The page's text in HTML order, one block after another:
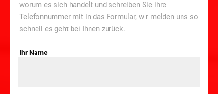
worum es sich handelt und schreiben Sie ihre
Telefonnummer mit in das Formular, wir melden uns so
schnell es geht bei Ihnen zurück.
Ihr Name